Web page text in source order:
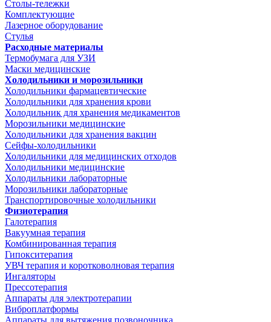
Столы-тележки
Комплектующие
Лазерное оборудование
Стулья
Расходные материалы
Термобумага для УЗИ
Маски медицинские
Холодильники и морозильники
Холодильники фармацевтические
Холодильники для хранения крови
Холодильник для хранения медикаментов
Морозильники медицинские
Холодильники для хранения вакцин
Сейфы-холодильники
Холодильники для медицинских отходов
Холодильники медицинские
Холодильники лабораторные
Морозильники лабораторные
Транспортировочные холодильники
Физиотерапия
Галотерапия
Вакуумная терапия
Комбинированная терапия
Гипокситерапия
УВЧ терапия и коротковолновая терапия
Ингаляторы
Прессотерапия
Аппараты для электротерапии
Виброплатформы
Аппараты для вытяжения позвоночника